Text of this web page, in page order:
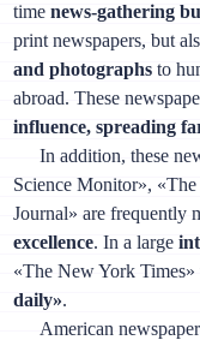
timenews-gathering
print newspapers, but
and photographs to
abroad. These
influence, spreading
In addition, these
Science Monitor»,
Journal» are frequently
excellence. In a large
«The New York Times»
daily».
American